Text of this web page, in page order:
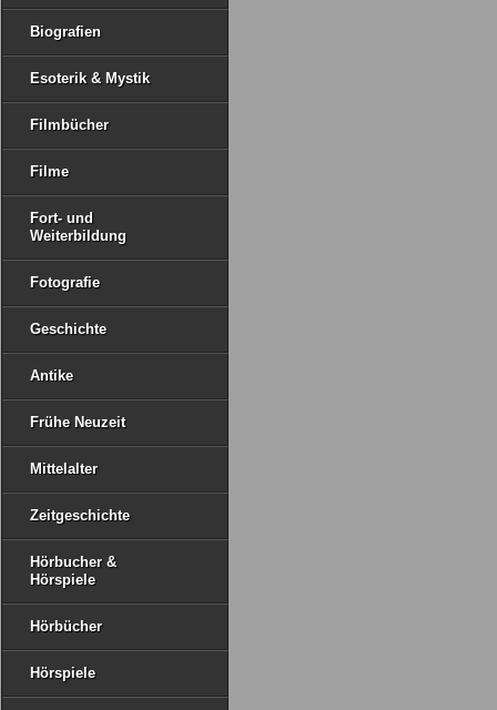
Biografien
Esoterik & Mystik
Filmbücher
Filme
Fort- und
Weiterbildung
Fotografie
Geschichte
Antike
Frühe Neuzeit
Mittelalter
Zeitgeschichte
Hörbucher &
Hörspiele
Hörbücher
Hörspiele